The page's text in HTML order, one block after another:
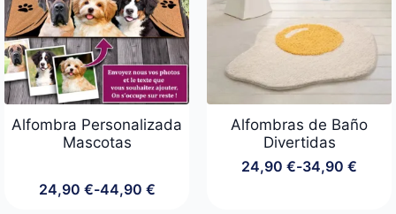
Alfombra Personalizada
Mascotas
24,90 €-44,90 €
Rango
Alfombras de Baño
Divertidas
24,90 €-34,90 €
Rango